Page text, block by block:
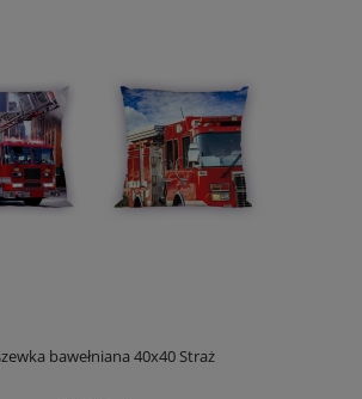
bawełniana 40x40 Straż